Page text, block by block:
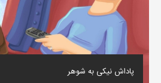
پاداش نیکی به شوهر